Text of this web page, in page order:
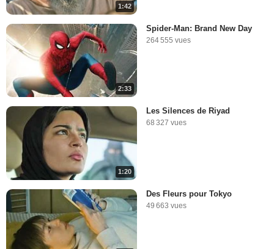
1:42
2:33
Spider-Man: Brand New Day
264 555 vues
1:20
Les Silences de Riyad
68 327 vues
Des Fleurs pour Tokyo
49 663 vues